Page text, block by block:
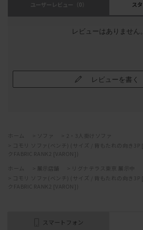
ユーザーレビュー （0） ス
レビューはありません。
レビューを書く
ホーム ソファ
2・3人掛けソファ
コモリ ソファ(ベンチ) (サイズ / 背もたれの向き3P
クFABRIC RANK2 [VARON])
ホーム
展示店舗
リグナテラス東京 展示中
コモリ ソファ(ベンチ) (サイズ / 背もたれの向き3P
クFABRIC RANK2 [VARON])
スマートフォン